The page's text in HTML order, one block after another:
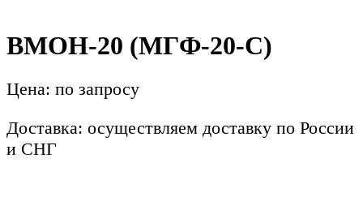
ВМОН-20 (МГФ-20-С)
Цена: по запросу
Доставка: осуществляем доставку по России
и СНГ